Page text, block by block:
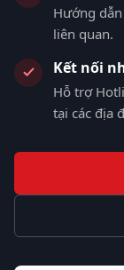
Hướng
liên quan.
Kết nối
Hỗ trợ
tại các địa